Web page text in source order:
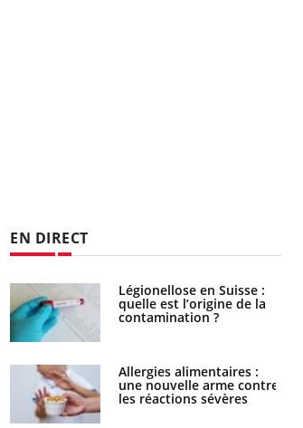
EN DIRECT
Bilan prévention : ce que
les kinés pourront
bientôt faire
TDAH : quel est ce
traitement autorisé aux
États-Unis ?